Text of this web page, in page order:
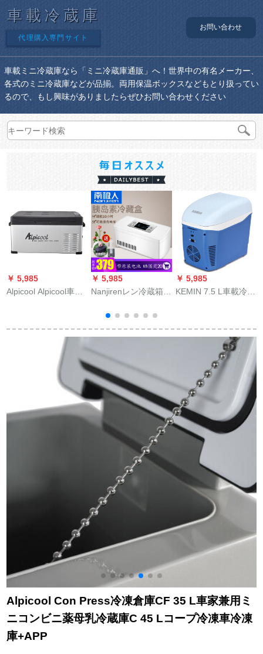
車載冷蔵庫
代理購入専門サイト
お問い合わせ
車載ミニ冷蔵庫なら「ミニ冷蔵庫通販」へ！世界中の有名メーカー、
各式のミニ冷蔵庫などが品揃。両用保温ボックスなどもとり扱ってい
るので、もし興味がありましたらぜひお問い合わせください
￥ 5,985
Alpicool Alpicool車載
12 V 24 Vコープレス
冷凍寮ミニ25リット
車家兼用コープ冷凍
￥ 5,985
Nanjirenレン冷蔵箱ミ
ーン锭剤成长ホルモ
冷蔵箱便利式车载用
电冷凍恒温车家兼用
冷蔵箱の白标准装备-
単电池(待机约10时
￥ 5,985
KEMIN 7.5 L車載冷蔵
乳冷蔵7.5 Lファンシ
Alpicool Con Press冷凍倉庫CF 35 L車家兼用ミ
ニコンビニ薬母乳冷蔵庫C 45 Lコープ冷凍車冷凍
庫+APP